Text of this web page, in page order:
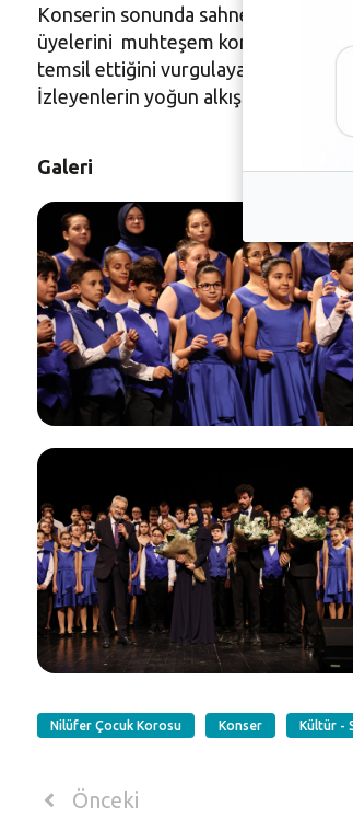
Konserin sonunda sahneye çıkan
üyelerini muhteşem konser için
temsil ettiğini vurgulayarak,
İzleyenlerin yoğun alkışı
Galeri
Nilüfer Çocuk Korosu Konser Kültür -
Önceki